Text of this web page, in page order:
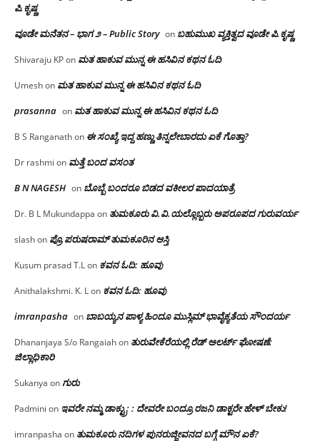
ಪಿ.ಕೃಷ್ಣ
ವೂಡೇ ಮನೆತನ – ಭಾಗ ೨ – Public Story on ಬಹುಮುಖ ವ್ಯಕ್ತಿತ್ವದ ವೂಡೇ ಪಿ.ಕೃಷ್ಣ
Shivaraju KPon ಮತ ಹಾಕುವ ಮುನ್ನ ಈ ಹಸಿವಿನ ಕಥನ ಓದಿ
Umeshon ಮತ ಹಾಕುವ ಮುನ್ನ ಈ ಹಸಿವಿನ ಕಥನ ಓದಿ
prasanna on ಮತ ಹಾಕುವ ಮುನ್ನ ಈ ಹಸಿವಿನ ಕಥನ ಓದಿ
B S Ranganathon ಈ ಸಂಖ್ಯೆ ಇದ್ದ ಹಣ್ಣು ತಿನ್ನಲೇಬಾರದು ಏಕೆ ಗೊತ್ತಾ?
Dr rashmi on ಮತ್ತೆ ಬಂದ ವಸಂತ
B N NAGESH on ಬೊಬ್ಬೆ ಬಂದರೂ ಬಿಡದ ವಕೀಲರ ಪಾದಯಾತ್ರೆ
Dr. B L Mukundappa on ತುಮಕೂರು‌ ವಿ.ವಿ.ಯಲ್ಲೊಬ್ಬರು ಅಪರೂಪದ ಗುರುವರ್ಯ
slashon ಪ್ರೊ.ಪರುಷರಾಮ್ ತುಮಕೂರಿನ ಆಸ್ತಿ
Kusum prasad T.Lon ಕವನ ಓದಿ: ಹೂವು
Anithalakshmi. K. Lon ಕವನ ಓದಿ: ಹೂವು
imranpasha on ಬಾಬಯ್ಯನ ಪಾಳ್ಯ ಹಿಂದೂ ಮುಸ್ಲಿಮ್ ಭಾವೈಕ್ಯತೆಯ ಸೌಂದರ್ಯ
Dhananjaya S/o Rangaiahon ತುರುವೇಕೆರೆಯಲ್ಲಿ ರೆಡ್ ಅಲರ್ಟ್ ಘೋಷಣೆ:
ಜಿಲ್ಲಾಧಿಕಾರಿ
Sukanya onಗುರು
Padmini on ಇವರೇ ನಮ್ಮ ಡಾಕ್ಟ್ರು; : ದೇವರೇ ಬಂದ್ರೂ ರಜನಿ ಡಾಕ್ಟರೇ ಹೇಳ್ ಬೇಕು!
imranpasha on ತುಮಕೂರು ನದಿಗಳ ಪುನರುಜ್ಜೀವನದ ಬಗ್ಗೆ ಮೌನ ಏಕೆ?